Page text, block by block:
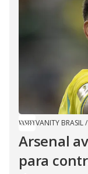
VANITY BRASIL/
Arsenal
para